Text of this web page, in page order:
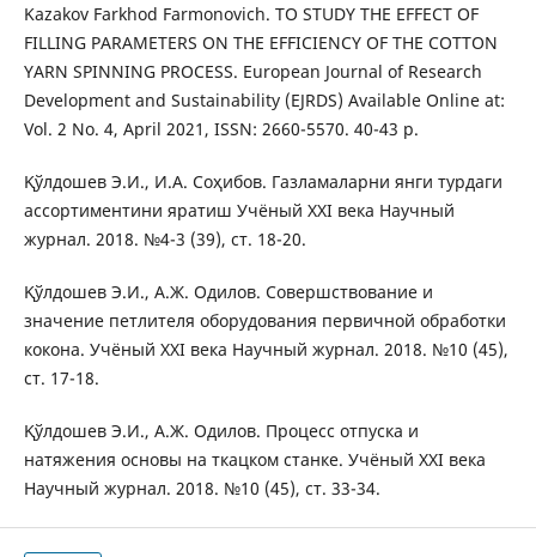
Kazakov Farkhod Farmonovich. TO STUDY THE EFFECT OF
FILLING PARAMETERS ON THE EFFICIENCY OF THE COTTON
YARN SPINNING PROCESS. European Journal of Research
Development and Sustainability (EJRDS) Available Online at:
Vol. 2 No. 4, April 2021, ISSN: 2660-5570. 40-43 р.
Қўлдошев Э.И., И.А. Соҳибов. Газламаларни янги турдаги
ассортиментини яратиш Учёный ХХI века Научный
журнал. 2018. №4-3 (39), ст. 18-20.
Қўлдошев Э.И., А.Ж. Одилов. Совершствование и
значение петлителя оборудования первичной обработки
кокона. Учёный ХХI века Научный журнал. 2018. №10 (45),
ст. 17-18.
Қўлдошев Э.И., А.Ж. Одилов. Процесс отпуска и
натяжения основы на ткацком станке. Учёный ХХI века
Научный журнал. 2018. №10 (45), ст. 33-34.